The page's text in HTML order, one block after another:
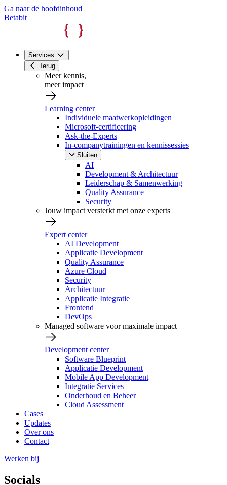
Ga naar de hoofdinhoud
Betabit
Services
Terug
Meer kennis,
meer impact
Learning center
Individuele maatwerkopleidingen
Microsoft-certificering
Ask-the-Experts
In-companytrainingen en kennissessies
Sluiten
AI
Development & Architectuur
Leiderschap & Samenwerking
Quality Assurance
Security
Jouw impact versterkt met onze experts
Expert center
AI Development
Applicatie Development
Quality Assurance
Azure Cloud
Security
Architectuur
Applicatie Integratie
Frontend
DevOps
Managed software voor maximale impact
Development center
Software Blueprint
Applicatie Development
Mobile App Development
Integratie Services
Onderhoud en Beheer
Cloud Assessment
Cases
Updates
Over ons
Contact
Werken bij
Socials